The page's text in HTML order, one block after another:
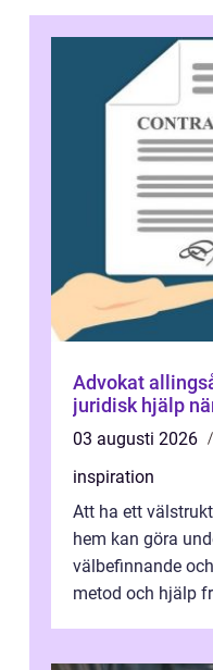
Advokat allingsås så hittar
juridisk hjälp
03 augusti 2026
inspiration
Att ha ett
hem kan göra
välbefinnande
metod och hjälp